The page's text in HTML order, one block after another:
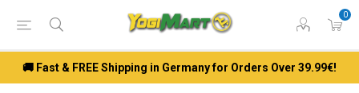
0
🚚 Fast & FREE Shipping in Germany for Orders Over 39.99€!